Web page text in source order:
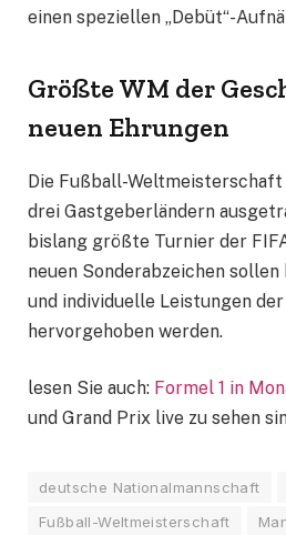
einen speziellen „Debüt“-
Größte WM der
neuen Ehrungen
Die Fußball-
drei Gastgeberländern
bislang größte Turnier der
neuen Sonderabzeichen
und individuelle Leistungen
hervorgehoben werden.
lesen Sie auch: Formel 1 in
und Grand Prix live zu sehen
deutsche Nationalmannschaft
Fußball-Weltmeisterschaft